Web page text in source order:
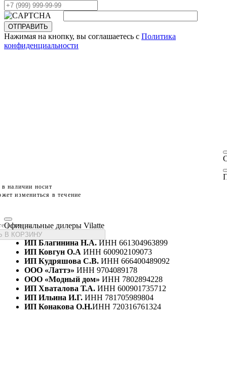
ОТПРАВИТЬ
Нажимая на кнопку, вы соглашаетесь с Политика
конфиденциальности
наличии носит
измениться в течение
размеры
В КОРЗИНУ
Официальные дилеры Vilatte
ИП Благинина Н.А.ИНН 661304963899
ИП Ковгун О.А ИНН 600902109073
ИП Кудряшова С.В. ИНН 666400489092
ООО «Латтэ» ИНН 9704089178
ООО «Модный дом» ИНН 7802894228
ИП Хваталова Т.А. ИНН 600901735712
ИП Ильина И.Г. ИНН 781705989804
ИП Конакова О.Н.ИНН 720316761324